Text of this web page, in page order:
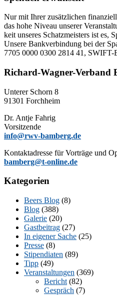
Nur mit Ih­rer zu­sätz­li­chen
das hohe Ni­veau un­se­rer
keit un­se­res Schatz­meis­ters ist es,
Un­se­re Bank­ver­bin­dung bei der
7705 0000 0300 2814 41,
Richard-Wagner-Verband
Un­te­rer Schorn 8
91301 Forchheim
Dr. Ant­je Fahrig
Vorsitzende
info@rwv-bamberg.de
Kon­takt­adres­se für Vor­trä­ge und
bamberg@t-online.de
Kategorien
Beers Blog (8)
Blog (388)
Galerie (20)
Gastbeitrag (27)
In eigener Sache (25)
Presse (8)
Stipendiaten (89)
Tipp (49)
Veranstaltungen (369)
Bericht (82)
Gespräch (7)